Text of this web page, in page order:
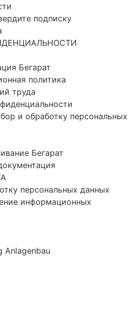
подписку
Бегарат
политика
труда
и обработку персональных
Бегарат
персональных данных
информационных
Anlagenbau